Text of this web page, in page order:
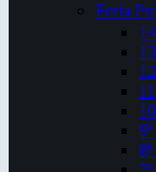
Feria